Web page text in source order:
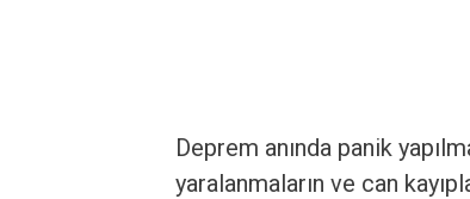
Deprem anında panik
yaralanmaların ve can